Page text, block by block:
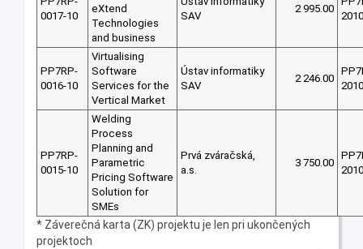
0017-10
eXtend
Technologies
and business
SAV
2 995.00
2010
PP7RP-
0016-10
Virtualising
Software
Services for the
Vertical Market
Ústav informatiky
SAV
2 246.00
2010
PP7RP-
0015-10
Welding
Process
Planning and
Parametric
Pricing Software
Solution for
SMEs
Prvá zváračská,
a.s.
3 750.00
2010
* Záverečná karta (ZK) projektu je len pri ukončených
projektoch